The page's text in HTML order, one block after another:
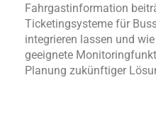
Fahrgastinformation
Ticketingsysteme für
integrieren lassen und
geeignete
Planung zukünftiger